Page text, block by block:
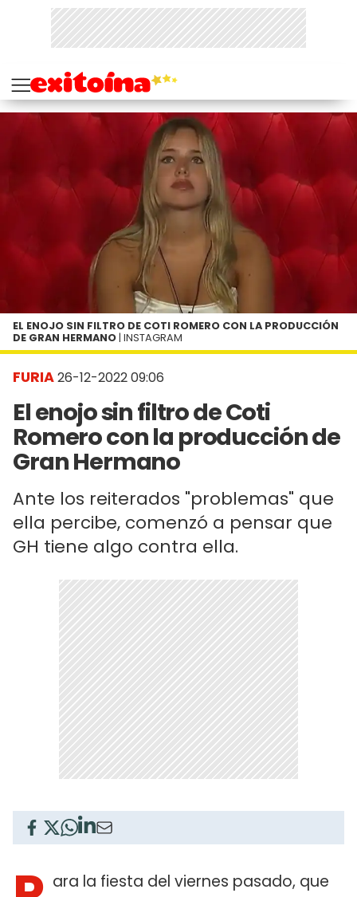
FURIA26-12-2022 09:06
El enojo sin filtro de Coti
Romero con la producción de
Gran Hermano
Ante los reiterados "problemas" que
ella percibe, comenzó a pensar que
GH tiene algo contra ella.
EL ENOJO SIN FILTRO DE COTI ROMERO CON LA PRODUCCIÓN
DE GRAN HERMANO | INSTAGRAM
ara la fiesta del viernes pasado, que